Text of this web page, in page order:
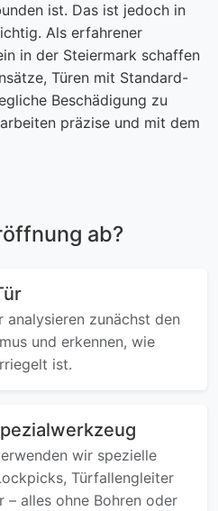
ist. Das ist jedoch in
Als erfahrener
in der Steiermark schaffen
Türen mit Standard-
Beschädigung zu
präzise und mit dem
ab?
analysieren zunächst den
und erkennen, wie
ist.
wir spezielle
Türfallengleiter
alles ohne Bohren oder